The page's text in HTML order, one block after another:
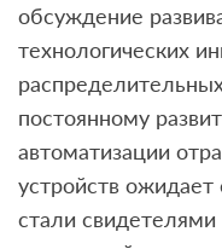
обсуждение
технологических
постоянному
автоматизации
устройств
стали